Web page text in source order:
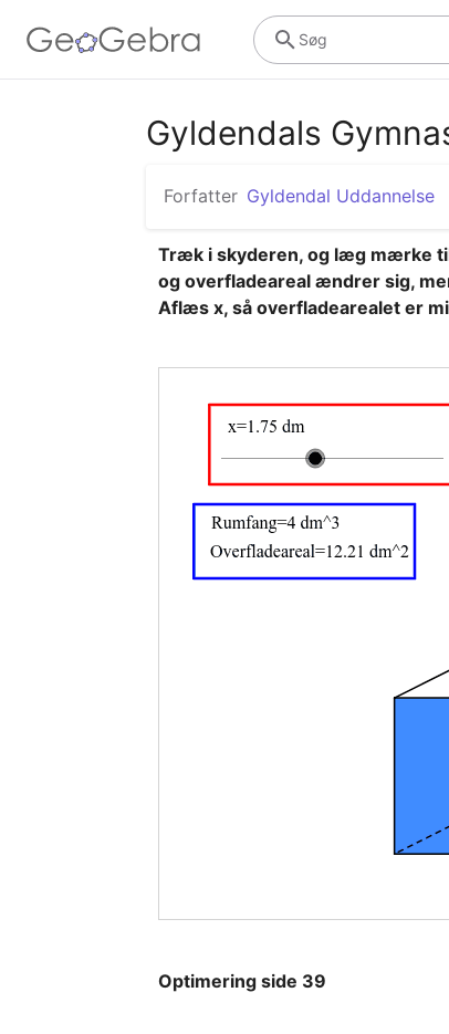
Søg
Gyldendals
Forfatter Gyldendal Uddannelse
Træk i skyderen, og læg mærke
og overfladeareal ændrer sig,
Aflæs x, så overfladearealet er
Optimering side 39